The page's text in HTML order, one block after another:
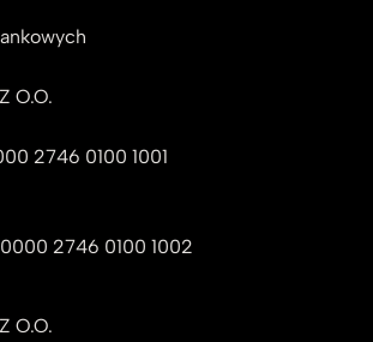
O.O.
2746 0100 1001
0000 2746 0100 1002
O.O.